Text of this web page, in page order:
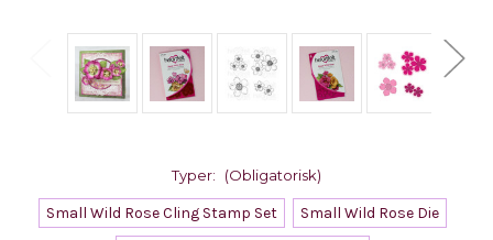
Typer: (Obligatorisk)
Small Wild Rose Cling Stamp Set
Small Wild Rose Die